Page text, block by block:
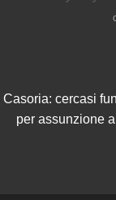
cercasi
per assunzione